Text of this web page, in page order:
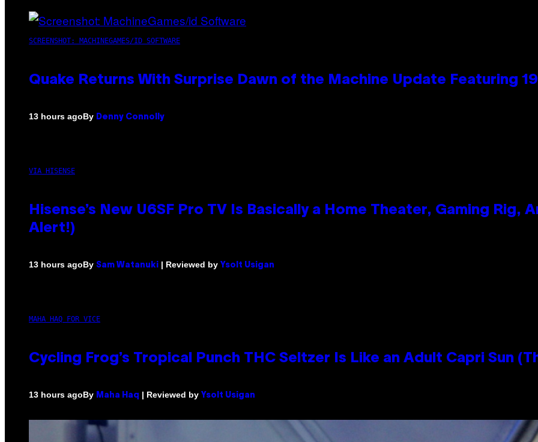
SCREENSHOT: MACHINEGAMES/ID SOFTWARE
Quake Returns With Surprise Dawn of the Machine Update Featuring
13 hours agoBy Denny Connolly
VIA HISENSE
Hisense’s New U6SF Pro TV Is Basically a Home Theater, Gaming Rig,
Alert!)
13 hours agoBy Sam Watanuki | Reviewed by Ysolt Usigan
MAHA HAQ FOR VICE
Cycling Frog’s Tropical Punch THC Seltzer Is Like an Adult Capri Sun
13 hours agoBy Maha Haq | Reviewed by Ysolt Usigan